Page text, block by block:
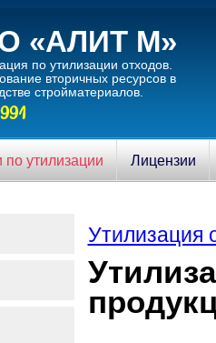
«АЛИТ М»
по утилизации отходов.
вторичныx ресурсов в
стройматериалов.
по утилизации Лицензии
Утилизация